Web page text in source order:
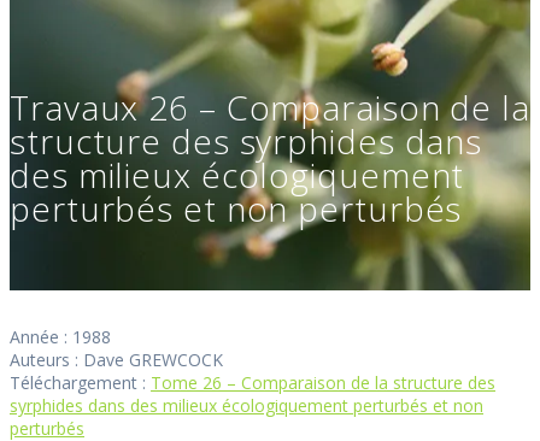
Travaux 26 – Comparaison de la
structure des syrphides dans
des milieux écologiquement
perturbés et non perturbés
Année : 1988
Auteurs : Dave GREWCOCK
Téléchargement : Tome 26 – Comparaison de la structure des
syrphides dans des milieux écologiquement perturbés et non
perturbés